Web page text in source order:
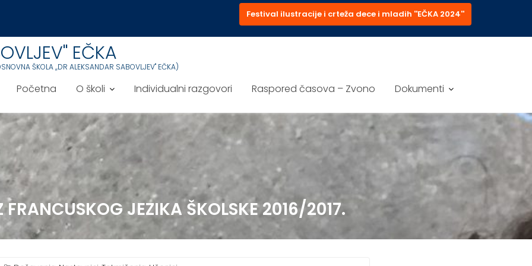
Festival ilustracije i crteža dece i mladih ''EČKA 2024''
EČKA
ŠKOLA ,,DR ALEKSANDAR SABOVLJEV'' EČKA)
Početna O školi Individualni razgovori Raspored časova – Zvono Dokumenti
JEZIKA ŠKOLSKE 2016/2017.